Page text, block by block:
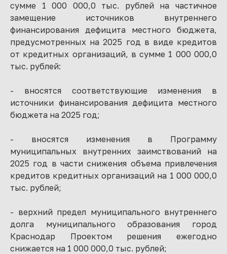
сумме 1 000 000,0 тыс. рублей на частичное
замещение источников внутреннего
финансирования дефицита местного бюджета,
предусмотренных на 2025 год в виде кредитов
от кредитных организаций, в сумме 1 000 000,0
тыс. рублей:
- вносятся соответствующие изменения в
источники финансирования дефицита местного
бюджета на 2025 год;
- вносятся изменения в Программу
муниципальных внутренних заимствований на
2025 год в части снижения объема привлечения
кредитов кредитных организаций на 1 000 000,0
тыс. рублей;
- верхний предел муниципального внутреннего
долга муниципального образования город
Краснодар Проектом решения ежегодно
снижается на 1 000 000,0 тыс. рублей;